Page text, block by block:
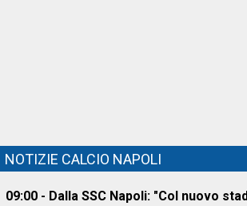
NOTIZIE CALCIO NAPOLI
09:00 - Dalla SSC Napoli: "Col nuovo